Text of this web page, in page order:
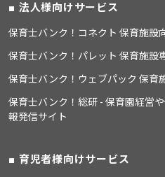
法人様向けサービス
保育士バンク！コネクト 保育施設
保育士バンク！パレット 保育施設
保育士バンク！ウェブパック 保育
保育士バンク！総研 - 保育園経営
報発信サイト
育児者様向けサービス